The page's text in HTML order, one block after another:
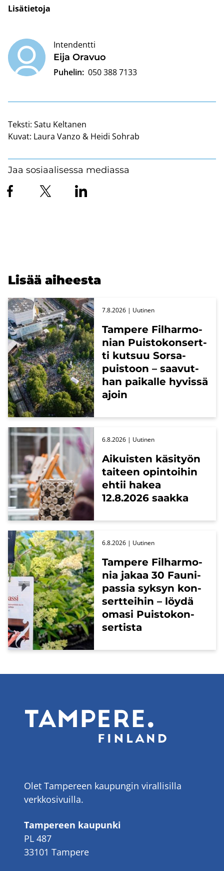
Li­sä­tie­to­ja
Eija Ora­vuo
Intendentti
Puhelin: 050 388 7133
Teksti: Satu Keltanen
Kuvat: Laura Vanzo & Heidi Sohrab
Jaa sosiaalisessa mediassa
Lisää ai­hees­ta
Tam­pe­re Fil­har­mo­
nian Puis­to­kon­sert­
ti kut­suu Sors­a­
puis­toon – saa­vut­
han pai­kal­le hy­vis­sä
ajoin
7.8.2026 | Uu­ti­nen
Ai­kuis­ten kä­si­työn
tai­teen opin­toi­hin
ehtii hakea
12.8.2026 saak­ka
6.8.2026 | Uu­ti­nen
Tam­pe­re Fil­har­mo­
nia jakaa 30 Fau­ni­
pas­sia syk­syn kon­
sert­tei­hin – löydä
omasi Puis­to­kon­
ser­tis­ta
6.8.2026 | Uu­ti­nen
Olet Tampereen kaupungin virallisilla
verkkosivuilla.
Tampereen kaupunki
PL 487
33101 Tampere